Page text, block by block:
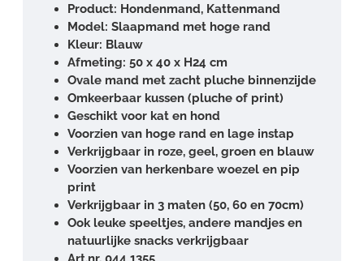
Product: Hondenmand, Kattenmand
Model: Slaapmand met hoge rand
Kleur: Blauw
Afmeting: 50 x 40 x H24 cm
Ovale mand met zacht pluche binnenzijde
Omkeerbaar kussen (pluche of print)
Geschikt voor kat en hond
Voorzien van hoge rand en lage instap
Verkrijgbaar in roze, geel, groen en blauw
Voorzien van herkenbare woezel en pip
print
Verkrijgbaar in 3 maten (50, 60 en 70cm)
Ook leuke speeltjes, andere mandjes en
natuurlijke snacks verkrijgbaar